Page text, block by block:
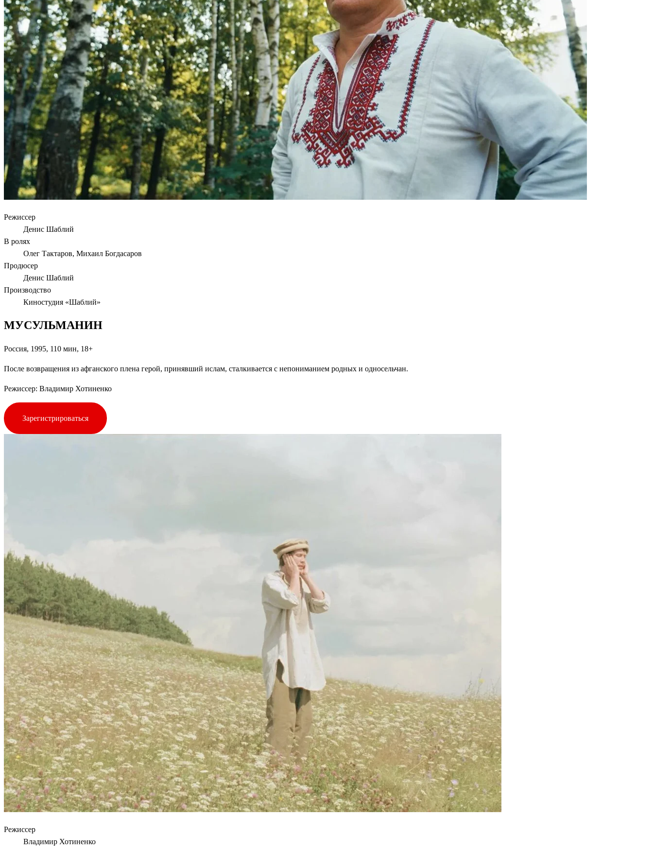
Режиссер
Денис Шаблий
В ролях
Олег Тактаров, Михаил Богдасаров
Продюсер
Денис Шаблий
Производство
Киностудия «Шаблий»
МУСУЛЬМАНИН
Россия, 1995, 110 мин, 18+
После возвращения из афганского плена герой, принявший ислам, сталкивается с непониманием родных и односельчан.
Режиссер: Владимир Хотиненко
Зарегистрироваться
Режиссер
Владимир Хотиненко